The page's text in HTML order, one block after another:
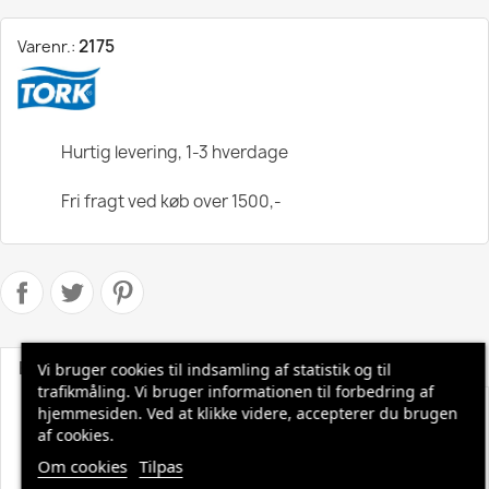
Varenr.: 2175
Hurtig levering, 1-3 hverdage
Fri fragt ved køb over 1500,-
Beskrivelse Produktoplysninger
Tork Dispenser M1 hvid plast 558000
systemerne). Brugeren får nem og ubegrænset adgang til
Vi bruger cookies til indsamling af statistik og til
trafikmåling. Vi bruger informationen til forbedring af
hjemmesiden. Ved at klikke videre, accepterer du brugen
af cookies.
Om cookies Tilpas